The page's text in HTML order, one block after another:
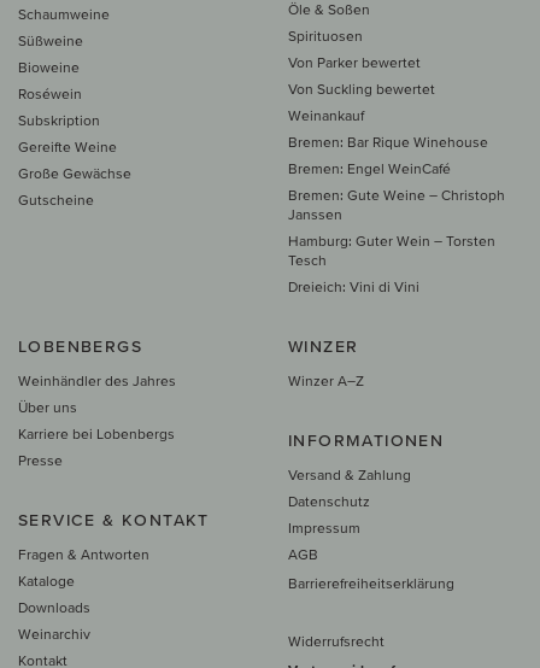
Schaumweine
Süßweine
Bioweine
Roséwein
Subskription
Gereifte Weine
Große Gewächse
Gutscheine
Öle & Soßen
Spirituosen
Von Parker bewertet
Von Suckling bewertet
Weinankauf
Bremen: Bar Rique Winehouse
Bremen: Engel WeinCafé
Bremen: Gute Weine – Christoph
Janssen
Hamburg: Guter Wein – Torsten
Tesch
Dreieich: Vini di Vini
LOBENBERGS
Weinhändler des Jahres
Über uns
Karriere bei Lobenbergs
Presse
SERVICE & KONTAKT
Fragen & Antworten
Kataloge
Downloads
Weinarchiv
Kontakt
WINZER
Winzer A–Z
INFORMATIONEN
Versand & Zahlung
Datenschutz
Impressum
AGB
Barrierefreiheitserklärung
Widerrufsrecht